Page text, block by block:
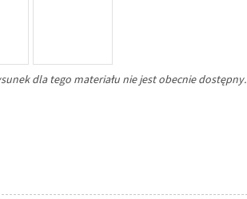
dla tego materiału nie jest obecnie dostępny.